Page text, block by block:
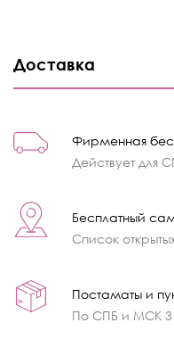
Доставка
Фирменная
Действует для
Бесплатный
Список
Постаматы и
По СПБ и МСК 3